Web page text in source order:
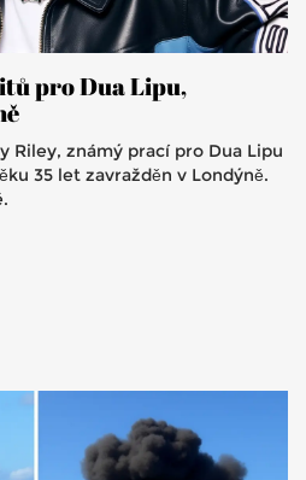
pro Dua Lipu,
Riley, známý prací pro Dua Lipu
35 let zavražděn v Londýně.